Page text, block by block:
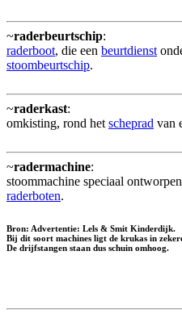
~raderbeurtschip:
raderboot, die een beurtdienst
stoombeurtschip.
~raderkast:
omkisting, rond het scheprad van
~radermachine:
stoommachine speciaal
raderboten.
Bron: Advertentie: Lels & Smit Kinderdijk.
Bij dit soort machines ligt de krukas in
De drijfstangen staan dus schuin omhoog.